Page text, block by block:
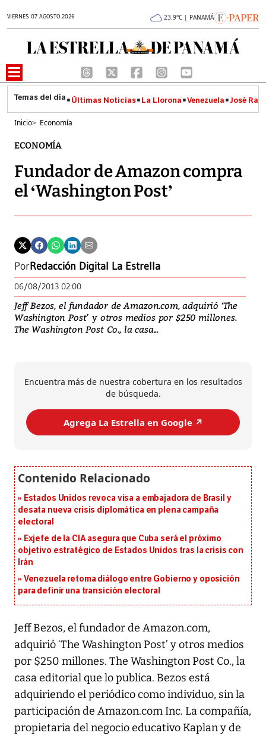
VIERNES 07 AGOSTO 2026 23.9°C | PANAMÁ
Últimas Noticias La Llorona Venezuela José
Inicio> Economía
ECONOMÍA
Fundador de Amazon compra
el ‘Washington Post’
PorRedacción Digital La Estrella
06/08/2013 02:00
Jeff Bezos, el fundador de Amazon.com, adquirió ‘The
Washington Post’ y otros medios por $250 millones.
The Washington Post Co., la casa...
Encuentra más de nuestra cobertura en los resultados
de búsqueda.
Agrega La Estrella en Google ↗️
Estados Unidos revoca visa a embajadora de Brasil y
desata nueva crisis diplomática en plena campaña
electoral
Exjefe de la CIA asegura que Cuba será el próximo
objetivo estratégico de Estados Unidos tras la crisis con
Irán
Venezuela retoma diálogo entre Gobierno y oposición
para definir una transición electoral
Jeff Bezos, el fundador de Amazon.com,
adquirió ‘The Washington Post’ y otros medios
por $250 millones. The Washington Post Co., la
casa editorial que lo publica. Bezos está
adquiriendo el periódico como individuo, sin la
participación de Amazon.com Inc. La compañía,
propietaria del negocio educativo Kaplan y de